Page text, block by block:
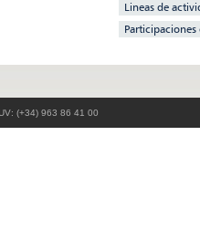
Lineas de
Participaciones
(+34) 963 86 41 00